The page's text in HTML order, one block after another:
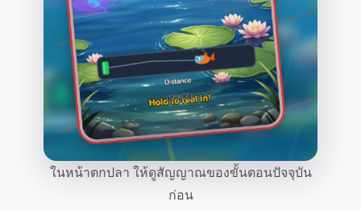
ในหน้าตกปลา ให้ดูสัญญาณของขั้นตอนปัจจุบัน
ก่อน